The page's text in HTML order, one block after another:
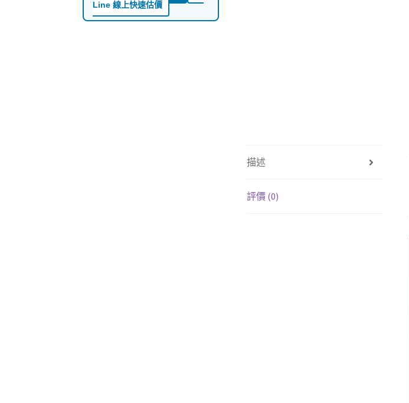
描述
評價 (0)
Line 線上快速估價